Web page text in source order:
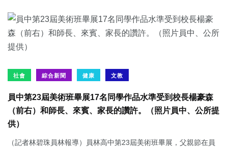
社會 綜合新聞 健康 文教
員中第23屆美術班畢展17名同學作品水準受到校長楊豪森
（前右）和師長、來賓、家長的讚許。（照片員中、公所提
供）
（記者林碧珠員林報導）員林高中第23屆美術班畢展，父親節在員